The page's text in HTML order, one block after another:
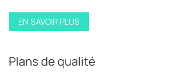
EN SAVOIR PLUS
Plans de qualité